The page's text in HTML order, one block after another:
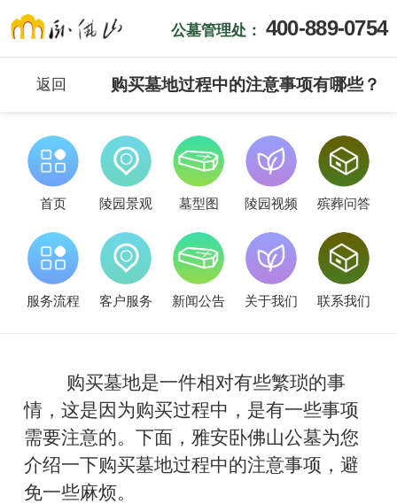
公墓管理处： 400-889-0754
返回 购买墓地过程中的注意事项有哪些？
首页 陵园景观 墓型图 陵园视频 殡葬问答
服务流程 客户服务 新闻公告 关于我们 联系我们
购买墓地是一件相对有些繁琐的事
情，这是因为购买过程中，是有一些事项
需要注意的。下面，雅安卧佛山公墓为您
介绍一下购买墓地过程中的注意事项，避
免一些麻烦。